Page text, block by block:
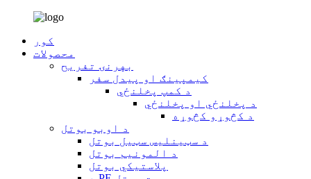
کور
محصولات
بهرنۍ تفریح
کیمپینګ او پیدل سفر
د کمپ پخلنځي
د پخلنځي او پخلنځي
د کڅوړو کڅوړه
د اوبو بوتل
د سټینلیس سټیل بوتل
د المونیم بوتل
پلاستيکي بوتل